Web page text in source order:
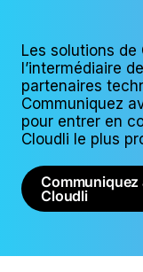
Les solutions
l’intermédiaire
partenaires
Communiquez
pour entrer en
Cloudli le plus
Communiquez
Cloudli